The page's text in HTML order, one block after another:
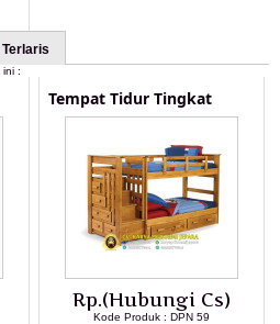
ini :
Tempat Tidur Tingkat
Rp.(Hubungi Cs)
Kode Produk : DPN 59